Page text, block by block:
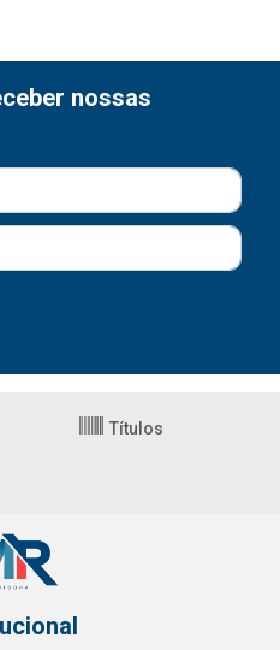
nossas
Títulos